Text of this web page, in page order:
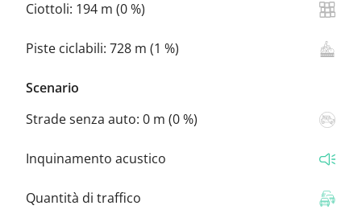
Ciottoli: 194 m (0 %)
Piste ciclabili: 728 m (1 %)
Scenario
Strade senza auto: 0 m (0 %)
Inquinamento acustico
Quantità di traffico